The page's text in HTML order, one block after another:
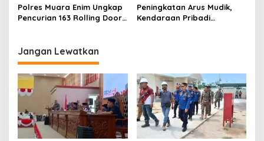
Polres Muara Enim Ungkap
Pencurian 163 Rolling Door
Peningkatan Arus Mudik,
Kendaraan Pribadi
Jangan Lewatkan